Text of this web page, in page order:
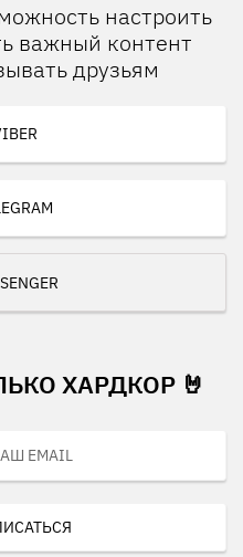
настроить
важный контент
друзьям
ХАРДКОР 🤘